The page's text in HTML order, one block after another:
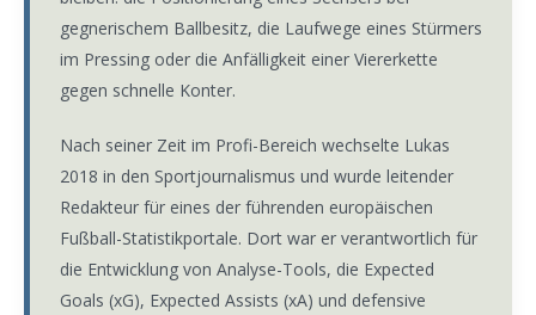
gegnerischem Ballbesitz, die Laufwege eines Stürmers
im Pressing oder die Anfälligkeit einer Viererkette
gegen schnelle Konter.
Nach seiner Zeit im Profi-Bereich wechselte Lukas
2018 in den Sportjournalismus und wurde leitender
Redakteur für eines der führenden europäischen
Fußball-Statistikportale. Dort war er verantwortlich für
die Entwicklung von Analyse-Tools, die Expected
Goals (xG), Expected Assists (xA) und defensive